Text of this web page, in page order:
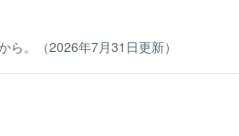
ら。（2026年7月31日更新）